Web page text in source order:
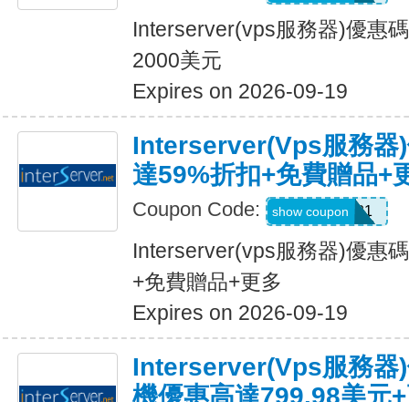
Interserver(vps服務器)優惠
2000美元
Expires on 2026-09-19
Interserver(vps服務器
達59%折扣+免費贈品+
Coupon Code: LUCKY2021
show coupon
Interserver(vps服務器)優惠
+免費贈品+更多
Expires on 2026-09-19
Interserver(vps服務器
機優惠高達799.98美元